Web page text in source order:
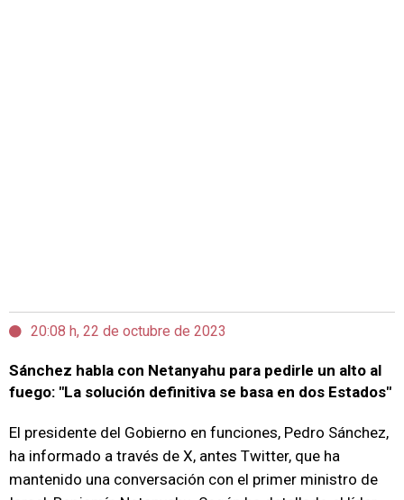
20:08 h, 22 de octubre de 2023
Sánchez habla con Netanyahu para pedirle un alto al
fuego: "La solución definitiva se basa en dos Estados"
El presidente del Gobierno en funciones, Pedro Sánchez,
ha informado a través de X, antes Twitter, que ha
mantenido una conversación con el primer ministro de